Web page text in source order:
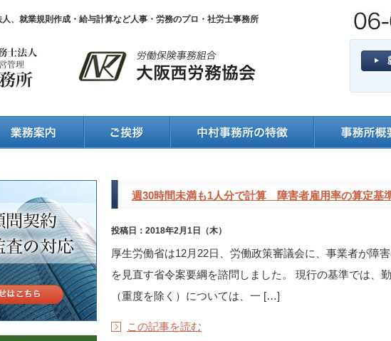
、就業規則作成・給与計算など人事・労務のプロ・社労士事務所
週30時間未満も1人分で計算 障害者雇用率の算定基
投稿日：2018年2月1日（木）
厚生労働省は12月22日、労働政策審議会に、事業者が障
を見直す省令案要綱を諮問しました。 現行の基準では、
（重度を除く）については、一 […]
この記事を読む